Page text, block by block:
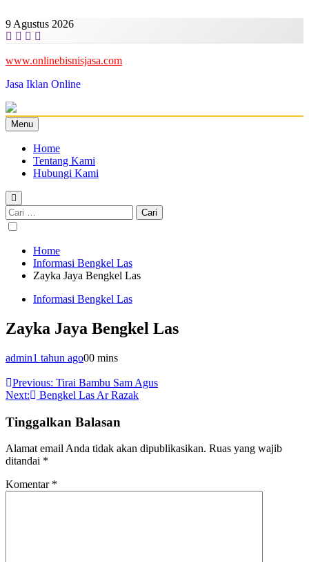
to
content
9 Agustus 2026
www.onlinebisnisjasa.com
Jasa Iklan Online
Menu
Home
Tentang Kami
Hubungi Kami
Cari
untuk:
Home
Informasi Bengkel Las
Zayka Jaya Bengkel Las
Informasi Bengkel Las
Zayka Jaya Bengkel Las
admin1 tahun ago00 mins
Navigasi
pos
Previous: Tirai Bambu Sam Agus
Next:
Bengkel Las Ar Razak
Tinggalkan Balasan
Alamat email Anda tidak akan dipublikasikan. Ruas yang wajib
ditandai *
Komentar *